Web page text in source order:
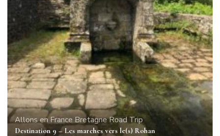
Allons en France BretagneRoad Trip
Destination 9 – Les marches vers le(s) Rohan